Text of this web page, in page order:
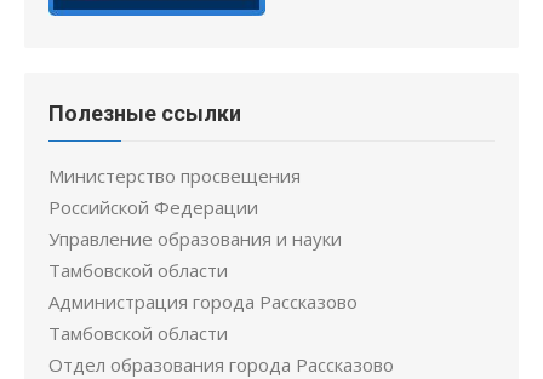
Полезные ссылки
Министерство просвещения
Российской Федерации
Управление образования и науки
Тамбовской области
Администрация города Рассказово
Тамбовской области
Отдел образования города Рассказово